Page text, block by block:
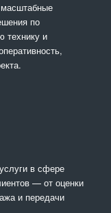
по
технику и
в сфере
— от оценки
и передачи